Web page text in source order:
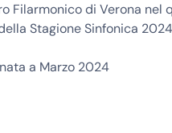
Filarmonico di Verona nel
Stagione Sinfonica
a Marzo 2024